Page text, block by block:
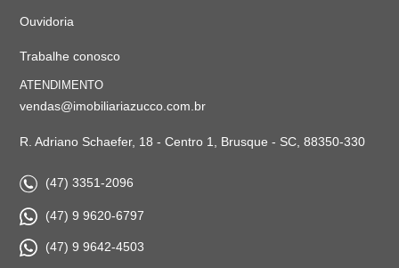
Ouvidoria
Trabalhe conosco
ATENDIMENTO
vendas@imobiliariazucco.com.br
R. Adriano Schaefer, 18 - Centro 1, Brusque - SC, 88350-330
(47) 3351-2096
(47) 9 9620-6797
(47) 9 9642-4503